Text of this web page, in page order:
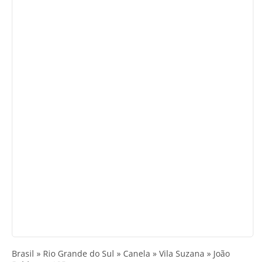
Brasil » Rio Grande do Sul » Canela » Vila Suzana » João